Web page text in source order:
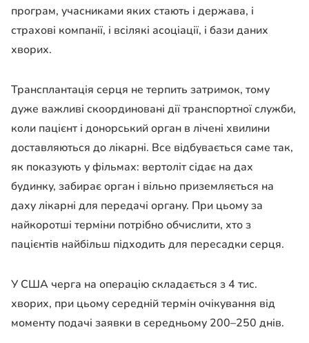
програм, учасниками яких стають і держава, і
страхові компанії, і всілякі асоціації, і бази даних
хворих.
Трансплантація серця не терпить затримок, тому
дуже важливі скоординовані дії транспортної служби,
коли пацієнт і донорський орган в лічені хвилини
доставляються до лікарні. Все відбувається саме так,
як показують у фільмах: вертоліт сідає на дах
будинку, забирає орган і вільно приземляється на
даху лікарні для передачі органу. При цьому за
найкоротші терміни потрібно обчислити, хто з
пацієнтів найбільш підходить для пересадки серця.
У США черга на операцію складається з 4 тис.
хворих, при цьому середній термін очікування від
моменту подачі заявки в середньому 200–250 днів.